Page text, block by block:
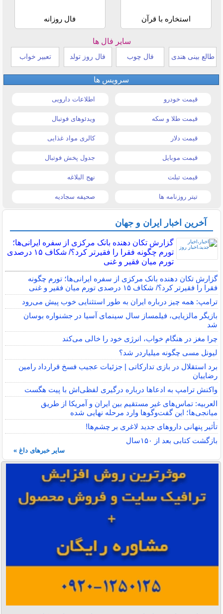
استخاره با قرآن فال روزانه
سایر فال ها
طالع بینی هندی فال چوب فال روز تولد تعبیر خواب
سرویس ها
قیمت خودرو اطلاعات دارویی
قیمت طلا و سکه ویدئوهای فوتبال
قیمت دلار کالری مواد غذایی
قیمت موبایل جدول پخش فوتبال
قیمت تبلت نهج البلاغه
تیتر روزنامه ها صحیفه سجادیه
آخرین اخبار ایران و جهان
گزارش تکان‌ دهنده بانک مرکزی از سفره ایرانی‌ها؛
تورم چگونه فقرا را فقیرتر کرد؟/ شکاف ۱۵ درصدی
تورم میان فقیر و غنی
گزارش تکان‌ دهنده بانک مرکزی از سفره ایرانی‌ها؛ تورم چگونه
فقرا را فقیرتر کرد؟/ شکاف ۱۵ درصدی تورم میان فقیر و غنی
ترامپ: همه چیز درباره ایران به طور استثنایی خوب پیش می‌رود
بازیگر مالزیایی، فیلمساز سال سینمای آسیا در جشنواره بوسان
شد
چرا مغز در هنگام خواب، انرژی خود را خالی می‌کند
لیونل مسی چگونه میلیاردر شد؟
برد استقلال در بازی تدارکاتی | جزئیات عجیب فسخ قرارداد رامین
رضاییان
واکنش ترامپ به ادعاها درباره درگیری لفظی‌اش با پیت هگست
العربیه: تماس‌های غیر مستقیم بین ایران و آمریکا از طریق
میانجی‌ها؛ این گفت‌و‌گو‌ها وارد مرحله نهایی شده
تأثیر پنهانی داروهای جدید لاغری بر چشم‌ها!
بازگشت کتابی بعد از ۱۵۰سال
سایر خبرهای داغ »